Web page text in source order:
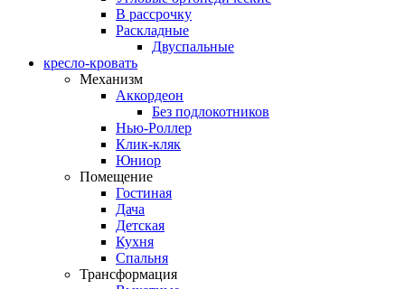
В рассрочку
Раскладные
Двуспальные
кресло-кровать
Механизм
Аккордеон
Без подлокотников
Нью-Роллер
Клик-кляк
Юниор
Помещение
Гостиная
Дача
Детская
Кухня
Спальня
Трансформация